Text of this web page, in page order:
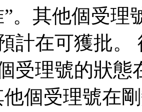
。其他個受理
計在可獲批。
受理號的狀態
個受理號在